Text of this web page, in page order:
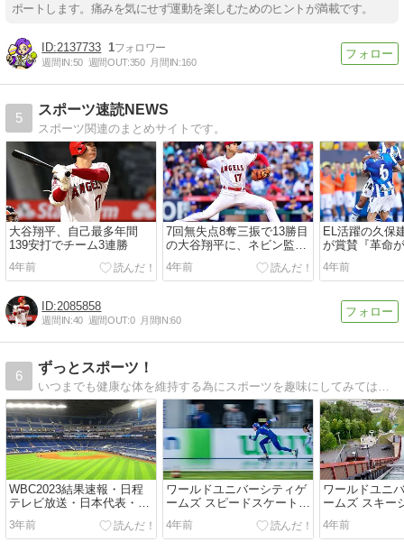
ポートします。痛みを気にせず運動を楽しむためのヒントが満載です。
2137733 1
週間IN:50 週間OUT:350 月間IN:160
5
スポーツ速読NEWS
スポーツ関連のまとめサイトです。
大谷翔平、自己最多年間
139安打でチーム3連勝
4年前
7回無失点8奪三振で13勝目
の大谷翔平に、ネビン監督
代行『彼はMVP』
4年前
EL活躍の久保
が賞賛『革命
4年前
2085858
週間IN:40 週間OUT:0 月間IN:60
6
ずっとスポーツ！
いつまでも健康な体を維持する為にスポーツを趣味にしてみてはどうでしょうか！一人でも二人でも家族みんなとでも、一緒にできるスポーツを紹介していきたいと思います！
WBC2023結果速報・日程
テレビ放送・日本代表・ワ
ールド・ベースボール・ク
ラシック
3年前
ワールドユニバーシティゲ
ームズ スピードスケート
2023結果速報・ライブ配信
4年前
ワールドユニ
ームズ スキー
2023結果速報
4年前